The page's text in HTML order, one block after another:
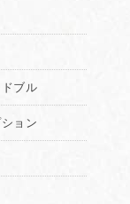
ブル
ョン